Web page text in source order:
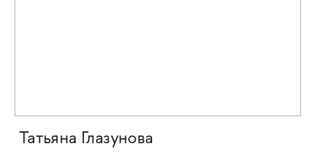
Татьяна Глазунова